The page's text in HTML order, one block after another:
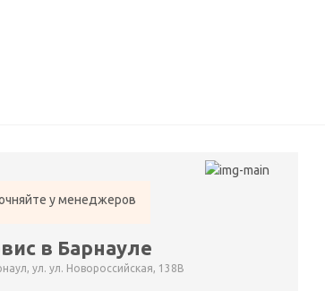
у менеджеров
в Барнауле
ул. ул. Новороссийская, 138В